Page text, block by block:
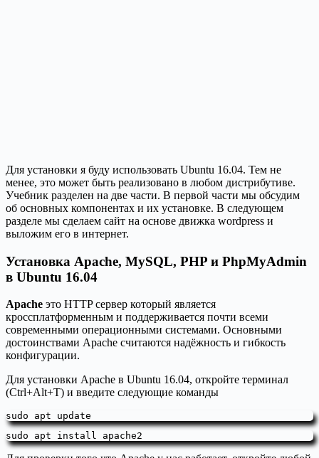
Для установки я буду использовать Ubuntu 16.04. Тем не
менее, это может быть реализовано в любом дистрибутиве.
Учебник разделен на две части. В первой части мы обсудим
об основных компонентах и их установке. В следующем
разделе мы сделаем сайт на основе движка wordpress и
выложим его в интернет.
Установка Apache, MySQL, PHP и PhpMyAdmin
в Ubuntu 16.04
Apache это HTTP сервер который является
кроссплатформенным и поддерживается почти всеми
современными операционными системами. Основными
достоинствами Apache считаются надёжность и гибкость
конфигурации.
Для установки Apache в Ubuntu 16.04, откройте терминал
(Ctrl+Alt+T) и введите следующие команды
sudo apt update
sudo apt install apache2